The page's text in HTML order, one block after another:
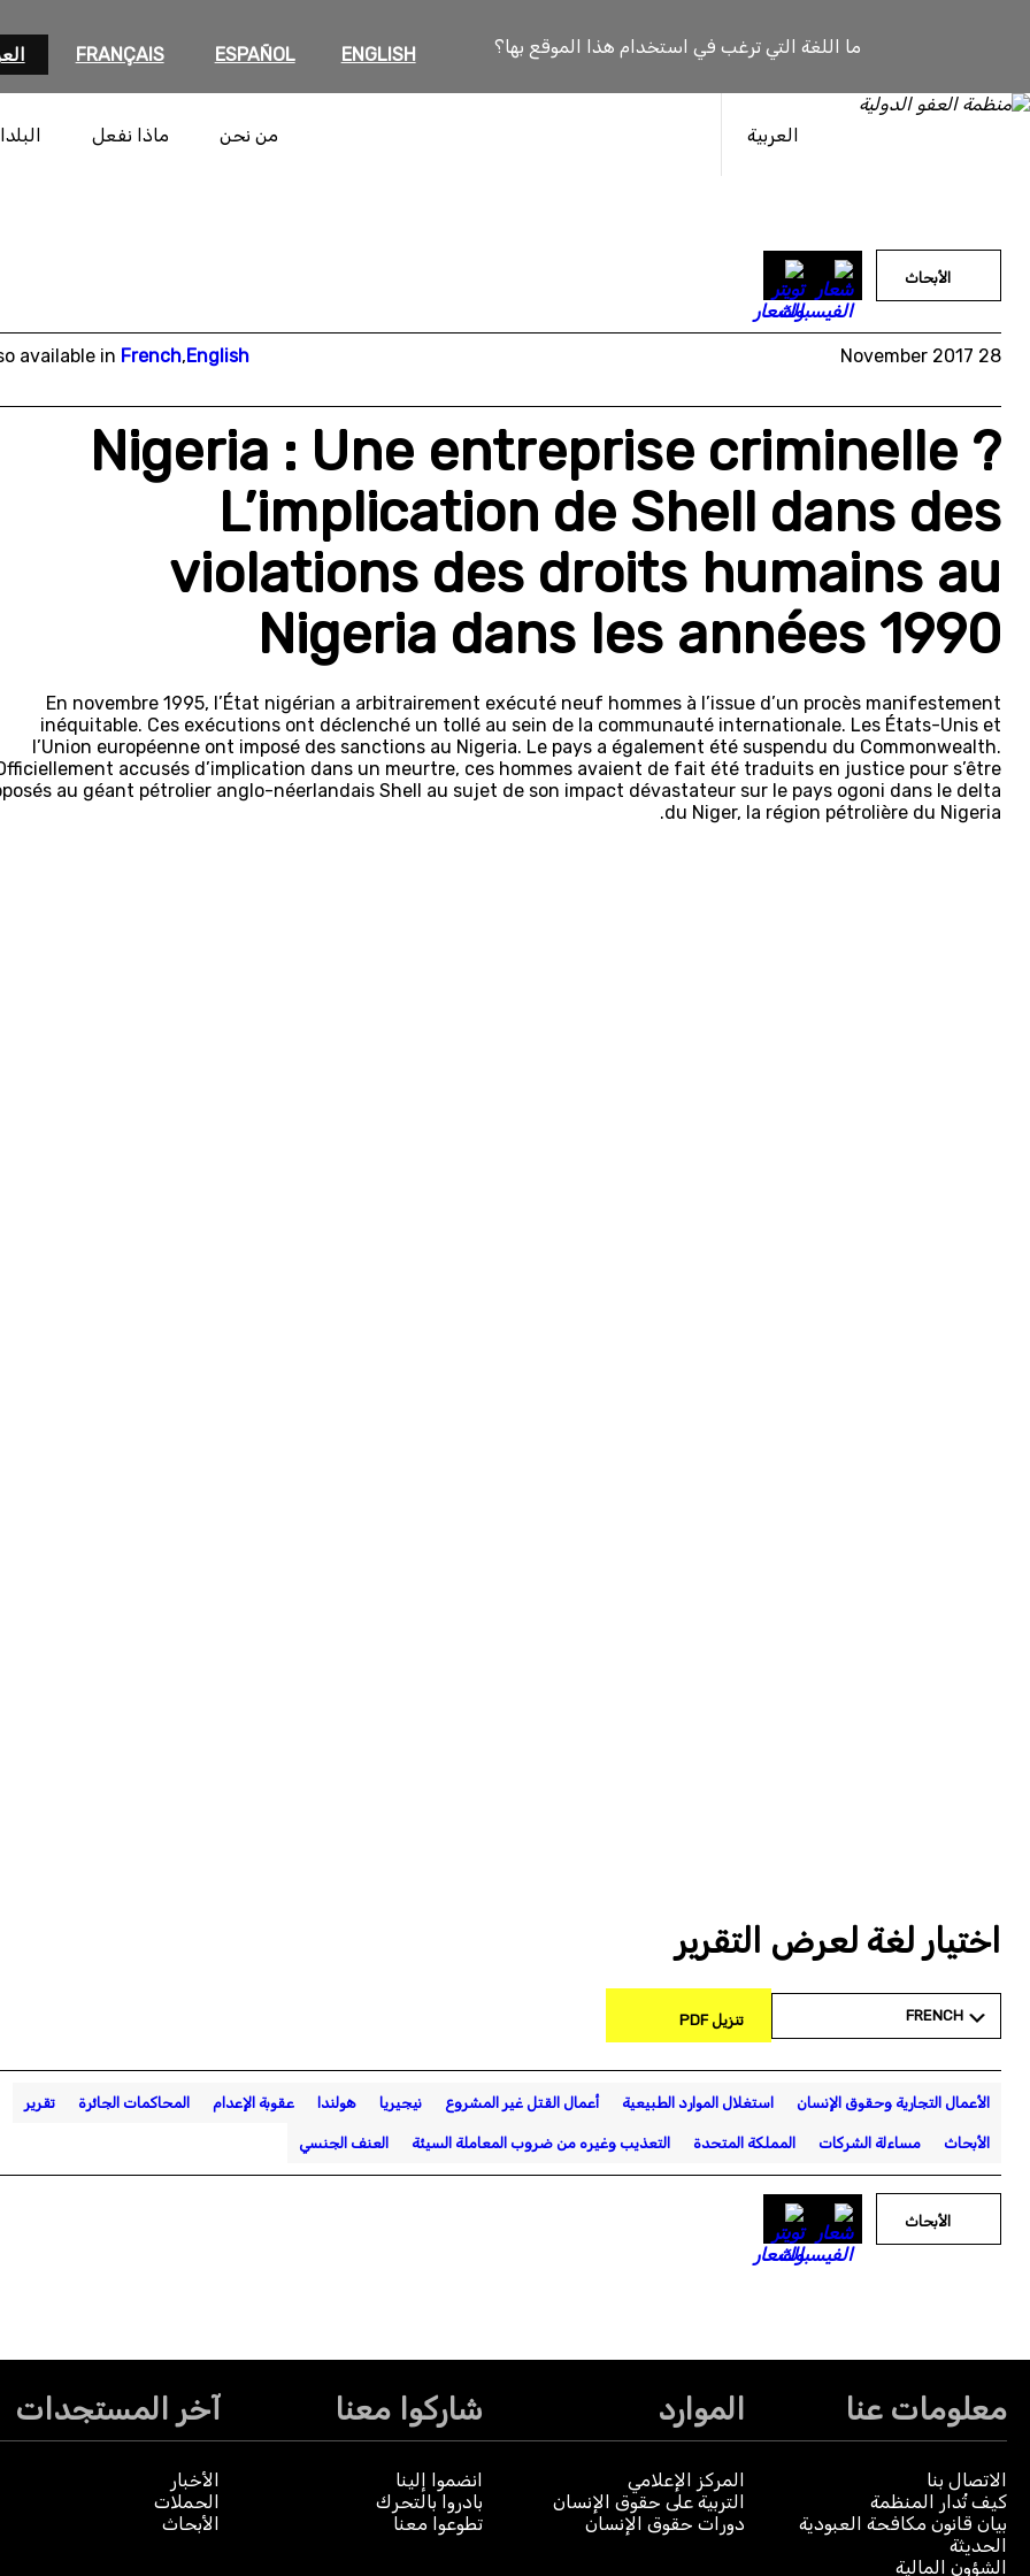
ما اللغة التي ترغب في استخدام هذا الموقع بها؟ ENGLISH
ESPAÑOL
FRANÇAIS
العربية من نحن ماذا نفعل
الأبحاث
28 November 2017
available in French,English
Nigeria : Une entreprise criminelle ?
L’implication de Shell dans des
violations des droits humains au
Nigeria dans les années 1990
En novembre 1995, l’État nigérian a arbitrairement exécuté neuf hommes à l’issue d’un procès manifestement
inéquitable. Ces exécutions ont déclenché un tollé au sein de la communauté internationale. Les États-Unis et
l’Union européenne ont imposé des sanctions au Nigeria. Le pays a également été suspendu du Commonwealth.
accusés d’implication dans un meurtre, ces hommes avaient de fait été traduits en justice pour s’être
au géant pétrolier anglo-néerlandais Shell au sujet de son impact dévastateur sur le pays ogoni dans le delta
du Niger, la région pétrolière du Nigeria.
اختيار لغة لعرض التقرير
FRENCH تنزيل PDF
الأعمال التجارية وحقوق الإنسان استغلال الموارد الطبيعية أعمال القتل غير المشروع نيجيريا هولندا عقوبة الإعدام المحاكمات الجائرة تقرير
الأبحاث مساءلة الشركات المملكة المتحدة التعذيب وغيره من ضروب المعاملة السيئة العنف الجنسي
الأبحاث
معلومات عنا
الاتصال بنا
كيف تُدار المنظمة
بيان قانون مكافحة العبودية
الحديثة
الشؤون المالية
الموارد
المركز الإعلامي
التربية على حقوق الإنسان
دورات حقوق الإنسان
شاركوا معنا
انضموا إلينا
بادروا بالتحرك
تطوعوا معنا
آخر المستجدات
الأخبار
الحملات
الأبحاث